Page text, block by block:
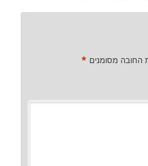
החובה מסומנים *